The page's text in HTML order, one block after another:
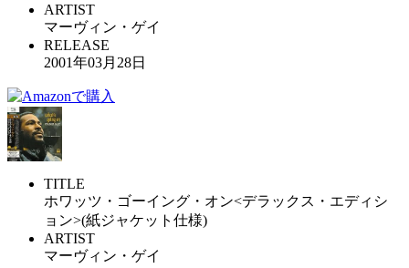
ARTIST
マーヴィン・ゲイ
RELEASE
2001年03月28日
TITLE
ホワッツ・ゴーイング・オン<デラックス・エディシ
ョン>(紙ジャケット仕様)
ARTIST
マーヴィン・ゲイ